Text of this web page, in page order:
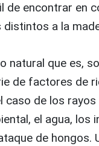
de encontrar en
distintos a la
natural que es,
de factores de
caso de los
el agua, los
de hongos.